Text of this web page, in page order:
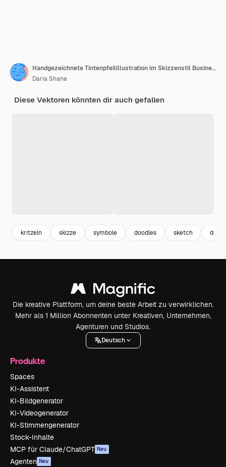
Handgezeichnete Tintenpfeilillustration im Skizzenstil Business-Doodle-Clipart Einzelnes Element für Design
Daria Shane
Diese Vektoren könnten dir auch gefallen
kritzeln skizze symbole doodles sketch
Die kreative Plattform, um deine beste Arbeit zu verwirklichen.
Mehr als 1 Million Abonnenten unter Kreativen, Unternehmen,
Agenturen und Studios.
Deutsch
Produkte
Spaces
KI-Assistent
KI-Bildgenerator
KI-Videogenerator
KI-Stimmengenerator
Stock-Inhalte
MCP für Claude/ChatGPT Neu
Agenten Neu